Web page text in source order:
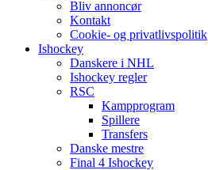
Bliv annoncør
Kontakt
Cookie- og privatlivspolitik
Ishockey
Danskere i NHL
Ishockey regler
RSC
Kampprogram
Spillere
Transfers
Danske mestre
Final 4 Ishockey